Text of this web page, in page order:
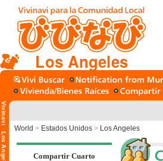
Los Angeles
World > Estados Unidos > Los Angeles
Compartir Cuarto